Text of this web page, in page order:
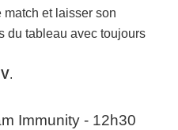
et laisser son
du tableau avec toujours
.
Immunity - 12h30